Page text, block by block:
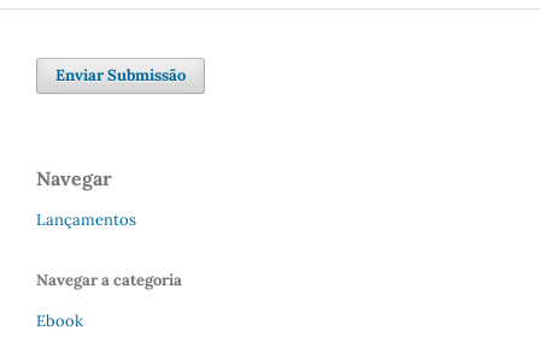
Enviar Submissão
Navegar
Lançamentos
Navegar a categoria
Ebook